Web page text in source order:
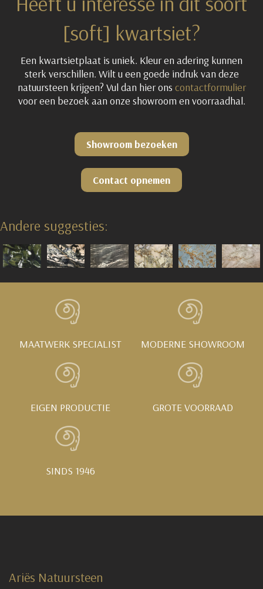
[soft] kwartsiet?
Een kwartsietplaat is uniek. Kleur en adering kunnen
sterk verschillen. Wilt u een goede indruk van deze
natuursteen krijgen? Vul dan hier ons contactformulier
voor een bezoek aan onze showroom en voorraadhal.
Showroom bezoeken
Contact opnemen
Andere suggesties:
MAATWERK SPECIALIST MODERNE SHOWROOM
EIGEN PRODUCTIE GROTE VOORRAAD
SINDS 1946
Ariës Natuursteen